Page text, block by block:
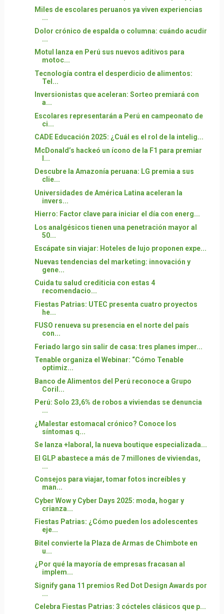
Miles de escolares peruanos ya viven experiencias
...
Dolor crónico de espalda o columna: cuándo acudir
...
Motul lanza en Perú sus nuevos aditivos para
motoc...
Tecnología contra el desperdicio de alimentos:
Tel...
Inversionistas que aceleran: Sorteo premiará con
a...
Escolares representarán a Perú en campeonato de
ci...
CADE Educación 2025: ¿Cuál es el rol de la intelig...
McDonald’s hackeó un ícono de la F1 para premiar
l...
Descubre la Amazonía peruana: LG premia a sus
clie...
Universidades de América Latina aceleran la
invers...
Hierro: Factor clave para iniciar el día con energ...
Los analgésicos tienen una penetración mayor al
50...
Escápate sin viajar: Hoteles de lujo proponen expe...
Nuevas tendencias del marketing: innovación y
gene...
Cuida tu salud crediticia con estas 4
recomendacio...
Fiestas Patrias: UTEC presenta cuatro proyectos
he...
FUSO renueva su presencia en el norte del país
con...
Feriado largo sin salir de casa: tres planes imper...
Tenable organiza el Webinar: “Cómo Tenable
optimiz...
Banco de Alimentos del Perú reconoce a Grupo
Coril...
Perú: Solo 23,6% de robos a viviendas se denuncia
...
¿Malestar estomacal crónico? Conoce los
síntomas q...
Se lanza +laboral, la nueva boutique especializada...
El GLP abastece a más de 7 millones de viviendas,
...
Consejos para viajar, tomar fotos increíbles y
man...
Cyber Wow y Cyber Days 2025: moda, hogar y
crianza...
Fiestas Patrias: ¿Cómo pueden los adolescentes
eje...
Bitel convierte la Plaza de Armas de Chimbote en
u...
¿Por qué la mayoría de empresas fracasan al
implem...
Signify gana 11 premios Red Dot Design Awards por
...
Celebra Fiestas Patrias: 3 cócteles clásicos que p...